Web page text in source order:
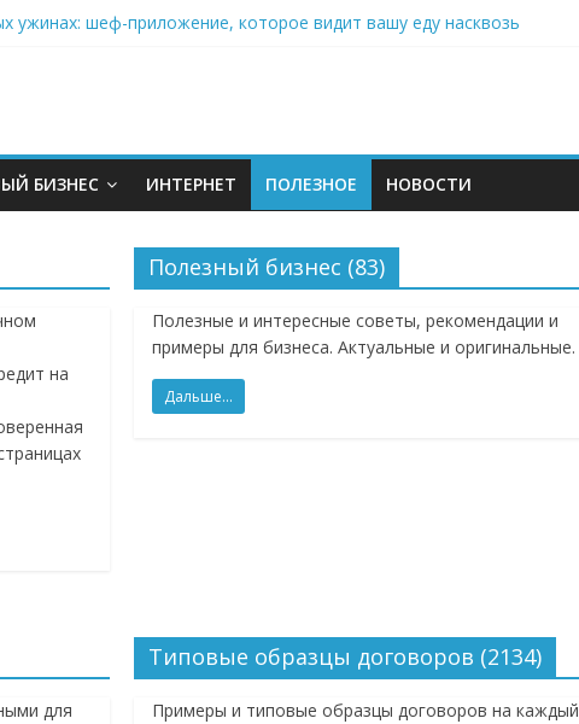
ужинах: шеф-приложение, которое видит вашу еду насквозь
БИЗНЕС ИНТЕРНЕТ ПОЛЕЗНОЕ НОВОСТИ
на
Полезный бизнес (83)
Полезные и интересные советы, рекомендации и
примеры для бизнеса. Актуальные и оригинальные.
Дальше...
для
Типовые образцы договоров (2134)
Примеры и типовые образцы договоров на каждый